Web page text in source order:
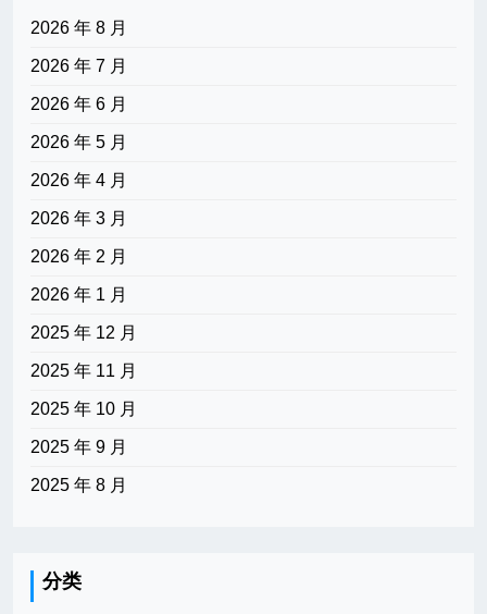
2026 年 8 月
2026 年 7 月
2026 年 6 月
2026 年 5 月
2026 年 4 月
2026 年 3 月
2026 年 2 月
2026 年 1 月
2025 年 12 月
2025 年 11 月
2025 年 10 月
2025 年 9 月
2025 年 8 月
分类